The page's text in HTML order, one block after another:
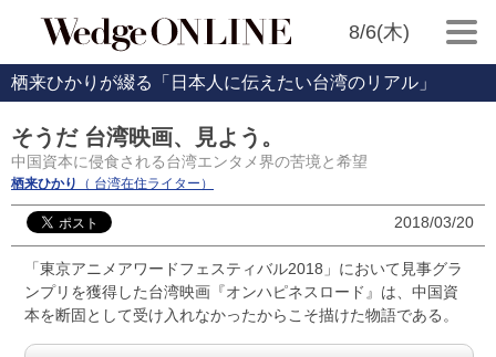
8/6(木)
栖来ひかりが綴る「日本人に伝えたい台湾のリアル」
そうだ 台湾映画、見よう。
中国資本に侵食される台湾エンタメ界の苦境と希望
栖来ひかり （ 台湾在住ライター）
2018/03/20
「東京アニメアワードフェスティバル2018」において見事グラ
ンプリを獲得した台湾映画『オンハピネスロード』は、中国資
本を断固として受け入れなかったからこそ描けた物語である。